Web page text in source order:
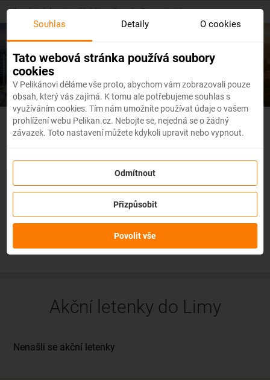
Skip
content
Hlavní stránka / Jižní Amerika / Peru / Lima
Levné letenky Lima
Peru - Flexibilní letenky
rezervace, jako jedatum, destinace nebo dokonce cestující,a
bez udání důvodu!
služby obdržítekredit až ve výši 80 % ceny rezervacena
během procesu rezervace letenky.
Akční letenky do Limy
Souhlas Detaily O cookies
Tato webová stránka používá soubory
cookies
V Pelikánovi děláme vše proto, abychom vám zobrazovali pouze
obsah, který vás zajímá. K tomu ale potřebujeme souhlas s
využíváním cookies. Tím nám umožníte používat údaje o vašem
prohlížení webu Pelikan.cz. Nebojte se, nejedná se o žádný
závazek. Toto nastavení můžete kdykoli upravit nebo vypnout.
Odmítnout
Přizpůsobit
Povolit vše